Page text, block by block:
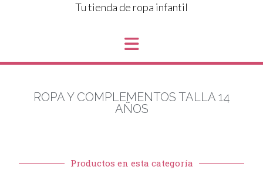
Tu tienda de ropa infantil
ROPA Y COMPLEMENTOS TALLA 14
AÑOS
Productos en esta categoría